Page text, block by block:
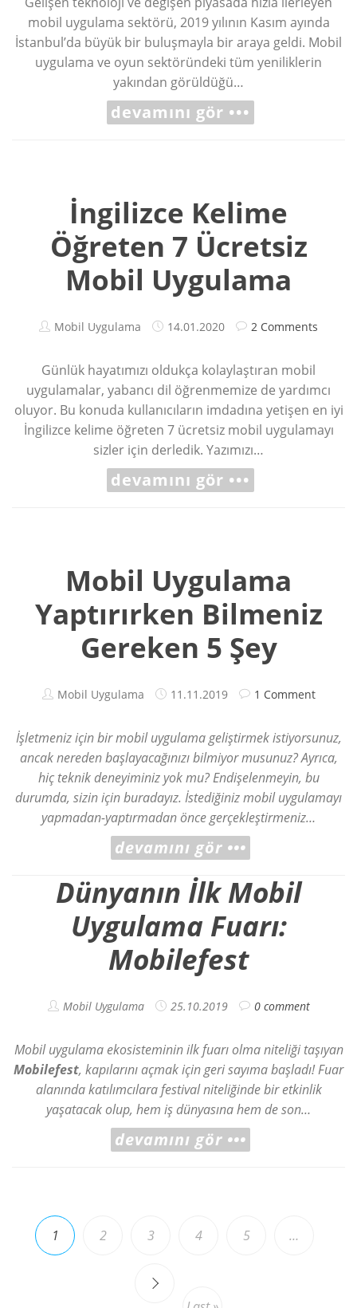
mobil uygulama sektörü, 2019 yılının Kasım ayında
İstanbul’da büyük bir buluşmayla bir araya geldi. Mobil
uygulama ve oyun sektöründeki tüm yeniliklerin
yakından görüldüğü…
devamını gör •••
İngilizce Kelime
Öğreten 7 Ücretsiz
Mobil Uygulama
Mobil Uygulama 14.01.2020 2 Comments
Günlük hayatımızı oldukça kolaylaştıran mobil
uygulamalar, yabancı dil öğrenmemize de yardımcı
oluyor. Bu konuda kullanıcıların imdadına yetişen en iyi
İngilizce kelime öğreten 7 ücretsiz mobil uygulamayı
sizler için derledik. Yazımızı…
devamını gör •••
Mobil Uygulama
Yaptırırken Bilmeniz
Gereken 5 Şey
Mobil Uygulama 11.11.2019 1 Comment
İşletmeniz için bir mobil uygulama geliştirmek istiyorsunuz,
ancak nereden başlayacağınızı bilmiyor musunuz? Ayrıca,
hiç teknik deneyiminiz yok mu? Endişelenmeyin, bu
durumda, sizin için buradayız. İstediğiniz mobil uygulamayı
yapmadan-yaptırmadan önce gerçekleştirmeniz…
devamını gör •••
Dünyanın İlk Mobil
Uygulama Fuarı:
Mobilefest
Mobil Uygulama 25.10.2019 0 comment
Mobil uygulama ekosisteminin ilk fuarı olma niteliği taşıyan
Mobilefest, kapılarını açmak için geri sayıma başladı! Fuar
alanında katılımcılara festival niteliğinde bir etkinlik
yaşatacak olup, hem iş dünyasına hem de son…
devamını gör •••
1 2 3 4 5 …